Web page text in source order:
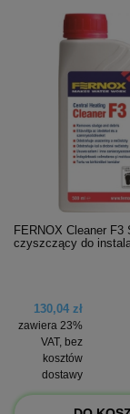
FERNOX Cleaner F3
czyszczący do
130,04 zł
zawiera 23%
VAT, bez
kosztów
dostawy